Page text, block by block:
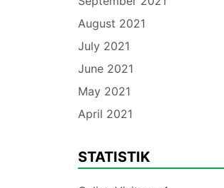
August 2021
July 2021
June 2021
May 2021
April 2021
STATISTIK